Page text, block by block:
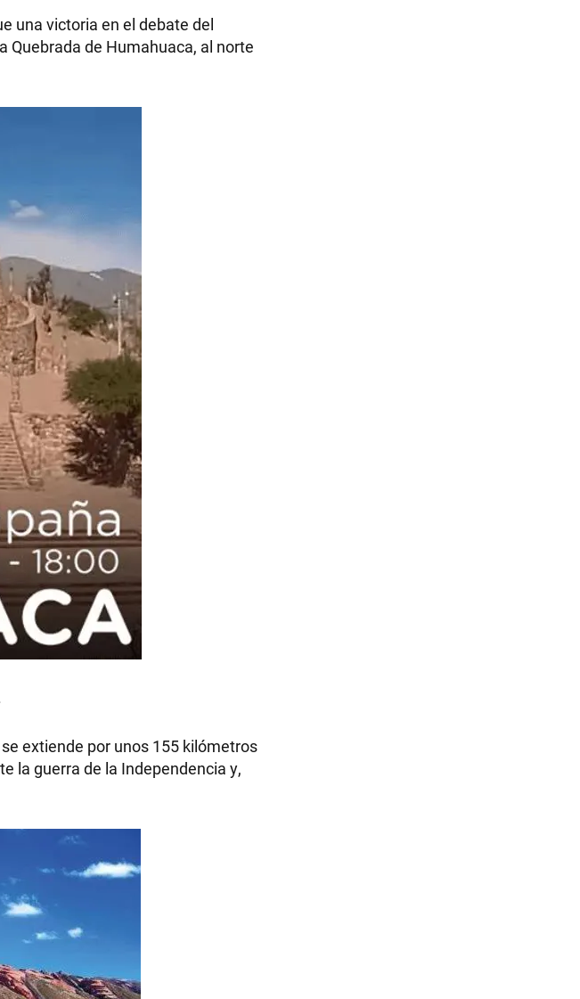
una victoria en el debate del
Quebrada de Humahuaca, al norte
extiende por unos 155 kilómetros
la guerra de la Independencia y,